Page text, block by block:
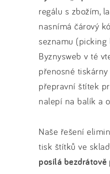
regálu s zbožím,
nasnímá čárový
seznamu
Byznysweb v té
přenosné
přepravní štítek
nalepí na balík a
Naše řešení
tisk štítků ve
posílá